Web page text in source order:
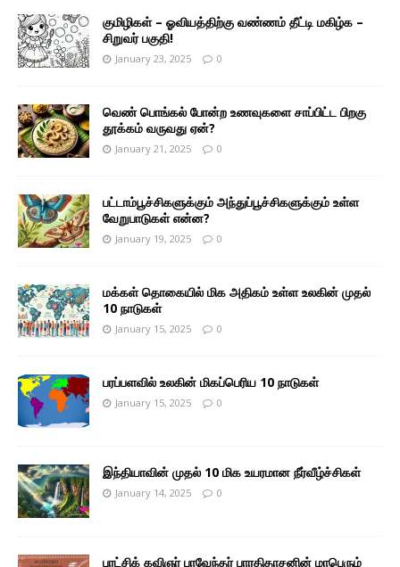
குமிழிகள் – ஓவியத்திற்கு வண்ணம் தீட்டி மகிழ்க –
சிறுவர் பகுதி!
January 23, 2025 0
வெண் பொங்கல் போன்ற உணவுகளை சாப்பிட்ட பிறகு
தூக்கம் வருவது ஏன்?
January 21, 2025 0
பட்டாம்பூச்சிகளுக்கும் அந்துப்பூச்சிகளுக்கும் உள்ள
வேறுபாடுகள் என்ன?
January 19, 2025 0
மக்கள் தொகையில் மிக அதிகம் உள்ள உலகின் முதல்
10 நாடுகள்
January 15, 2025 0
பரப்பளவில் உலகின் மிகப்பெரிய 10 நாடுகள்
January 15, 2025 0
இந்தியாவின் முதல் 10 மிக உயரமான நீர்வீழ்ச்சிகள்
January 14, 2025 0
புரட்சிக் கவிஞர் பாவேந்தர் பாரதிதாசனின் மாபெரும்